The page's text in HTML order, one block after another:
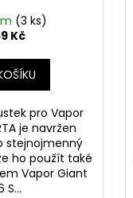
(3 ks)
Kč
pro Vapor
je navržen
stejnojmenný
ho použít také
Vapor Giant
S...